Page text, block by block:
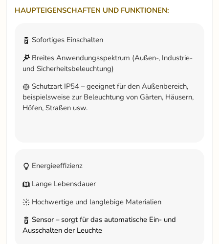
HAUPTEIGENSCHAFTEN UND FUNKTIONEN:
Sofortiges Einschalten
Breites Anwendungsspektrum (Außen-, Industrie-
und Sicherheitsbeleuchtung)
Schutzart IP54 – geeignet für den Außenbereich,
beispielsweise zur Beleuchtung von Gärten, Häusern,
Höfen, Straßen usw.
Energieeffizienz
Lange Lebensdauer
Hochwertige und langlebige Materialien
Sensor – sorgt für das automatische Ein- und
Ausschalten der Leuchte